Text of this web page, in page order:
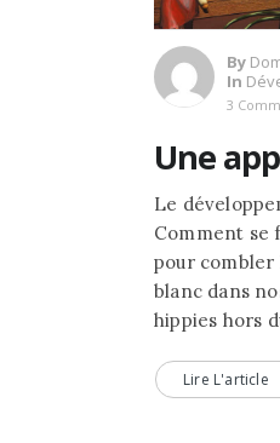
By
In
3
Une
Le
Comment se
pour combler
blanc dans
hippies hors
Lire L'article